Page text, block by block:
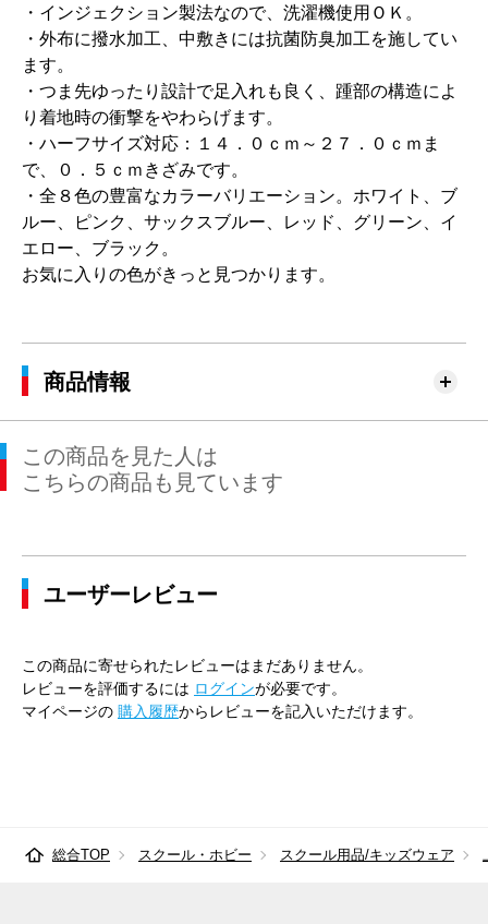
・インジェクション製法なので、洗濯機使用ＯＫ。
・外布に撥水加工、中敷きには抗菌防臭加工を施してい
ます。
・つま先ゆったり設計で足入れも良く、踵部の構造によ
り着地時の衝撃をやわらげます。
・ハーフサイズ対応：１４．０ｃｍ～２７．０ｃｍま
で、０．５ｃｍきざみです。
・全８色の豊富なカラーバリエーション。ホワイト、ブ
ルー、ピンク、サックスブルー、レッド、グリーン、イ
エロー、ブラック。
お気に入りの色がきっと見つかります。
商品情報
この商品を見た人は
こちらの商品も見ています
ユーザーレビュー
この商品に寄せられたレビューはまだありません。
レビューを評価するには ログインが必要です。
マイページの 購入履歴からレビューを記入いただけます。
総合TOP スクール・ホビー スクール用品/キッズウェア